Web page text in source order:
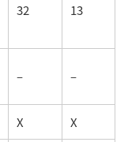
32 13
– –
X X